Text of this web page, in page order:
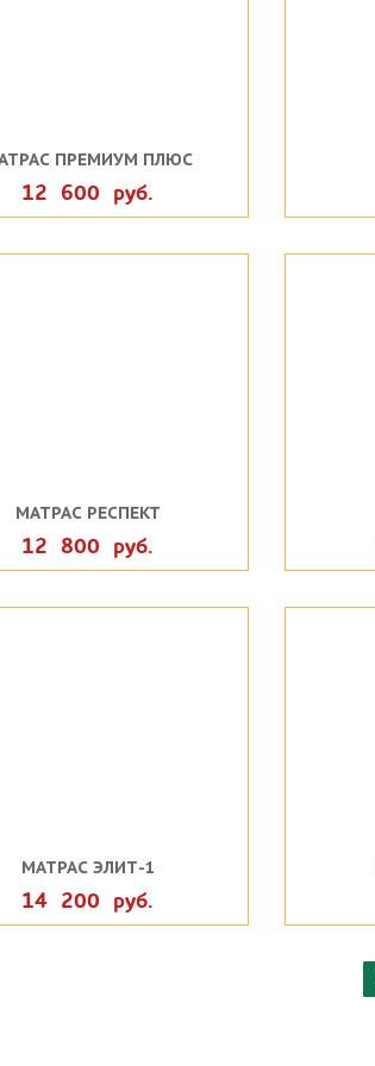
ПРЕМИУМ ПЛЮС
12 600 руб.
МАТРАС РЕСПЕКТ
12 800 руб.
МАТРАС ЭЛИТ-1
14 200 руб.